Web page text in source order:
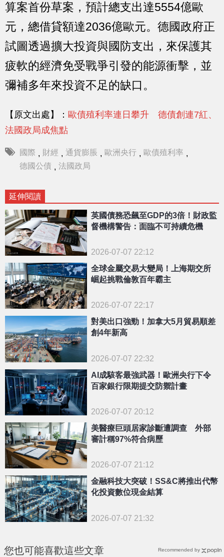
算案首份草案，預計總支出達5554億歐
元，總借貸額達2036億歐元。德國政府正
試圖透過擴大投資與國防支出，來保護其
疲軟的經濟免受戰爭引發的能源衝擊，並
彌補多年來投資不足的缺口。
【原文出處】： 歐債殖利率連日攀升 德債創連7紅、
法國政局成焦點
國際 , 財經 , 通貨膨脹 , 歐洲央行 , 歐債殖利率 ,
德國公債 , 法國政局
延伸閱讀
英國債務恐飆至GDP的3倍！財政監
督機構警告：面臨不可持續危機
2026-07-07 22:12
全球金屬交易大變局！上海期交所
崛起挑戰倫敦百年霸主
2026-07-07 22:17
對美出口強勁！加拿大5月貿易順差
創4年新高
2026-07-07 22:32
AI成駭客最強武器！歐洲央行下令
百家銀行限期提交防禦計畫
2026-07-07 20:12
美醫療巨頭居家診斷遭調查 外部
審計稱97%符合病歷
2026-07-07 21:12
金融科技大突破！SS&C將推出代幣
化投資數位現金結算
2026-07-07 21:32
您也可能喜歡這些文章 Recommended by